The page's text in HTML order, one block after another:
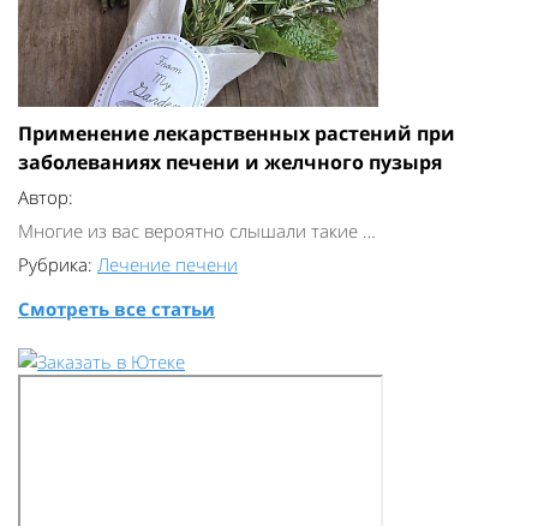
Применение лекарственных растений при
заболеваниях печени и желчного пузыря
Автор:
Многие из вас вероятно слышали такие …
Рубрика: Лечение печени
Смотреть все статьи